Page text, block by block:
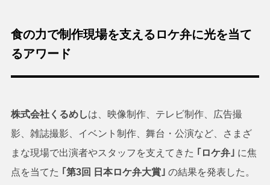
食の力で制作現場を支えるロケ弁に光を当て
るアワード
株式会社くるめしは、映像制作、テレビ制作、広告撮
影、雑誌撮影、イベント制作、舞台・公演など、さまざ
まな現場で出演者やスタッフを支えてきた ｢ロケ弁｣ に焦
点を当てた ｢第3回 日本ロケ弁大賞｣ の結果を発表した。